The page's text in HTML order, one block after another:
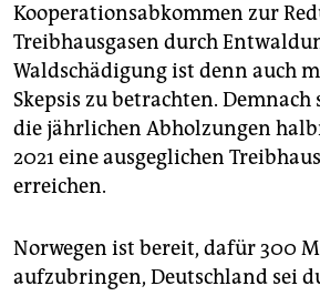
Kooperationsabkommen zur
Treibhausgasen durch
Waldschädigung ist denn auch
Skepsis zu betrachten. Demnach
die jährlichen Abholzungen
2021 eine ausgeglichen
erreichen.
Norwegen ist bereit, dafür 300
aufzubringen, Deutschland sei